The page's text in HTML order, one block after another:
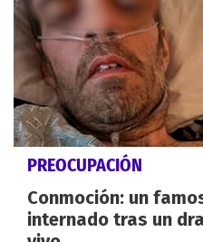
PREOCUPACIÓN
Conmoción: un
internado tras un